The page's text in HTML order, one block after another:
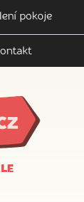
pokoje